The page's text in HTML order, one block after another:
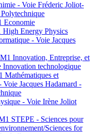
- Voie Fréderic Joliot-
Economie
Energy Physics
- Voie Jacques
Innovation, Entreprise, et
Innovation technologique
et
Jacques Hadamard -
- Voie Irène Joliot
STEPE - Sciences pour
Sciences for